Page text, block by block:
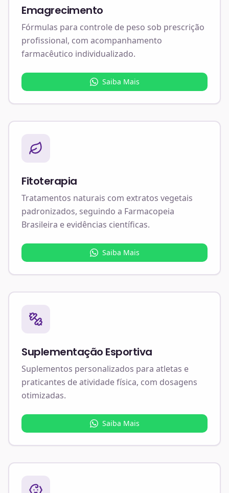
Emagrecimento
Fórmulas para controle de peso sob prescrição
profissional, com acompanhamento
farmacêutico individualizado.
Saiba Mais
Fitoterapia
Tratamentos naturais com extratos vegetais
padronizados, seguindo a Farmacopeia
Brasileira e evidências científicas.
Saiba Mais
Suplementação Esportiva
Suplementos personalizados para atletas e
praticantes de atividade física, com dosagens
otimizadas.
Saiba Mais